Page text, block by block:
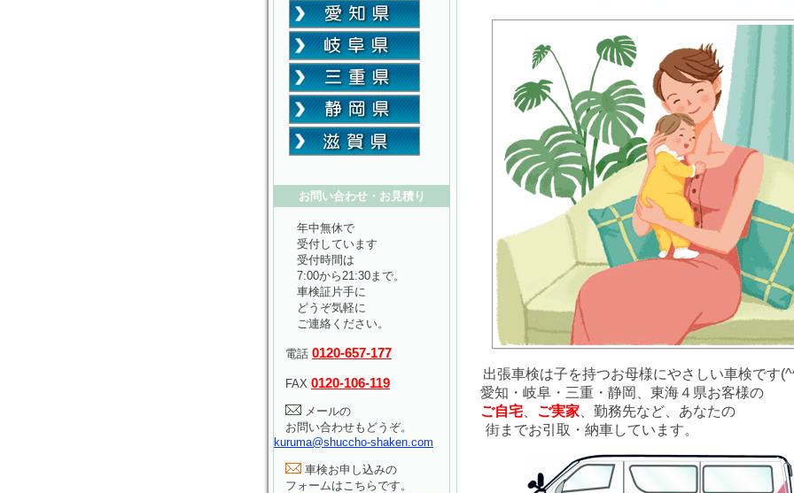
出張車検は子を持つお母様にやさしい車検です
愛知・岐阜・三重・静岡、東海４県お客様の
ご自宅
ご実家 、勤務先など、あなたの
街までお引取・納車しています。
お問い合わせ・お見積り
年中無休で
受付しています
受付時間は
7:00から21:30まで。
車検証片手に
どうぞ気軽に
ご連絡ください。
電話 0120-657-177
FAX 0120-106-119
メールの
お問い合わせもどうぞ。
kuruma@shuccho-shaken.com
車検お申し込みの
フォームはこちらです。